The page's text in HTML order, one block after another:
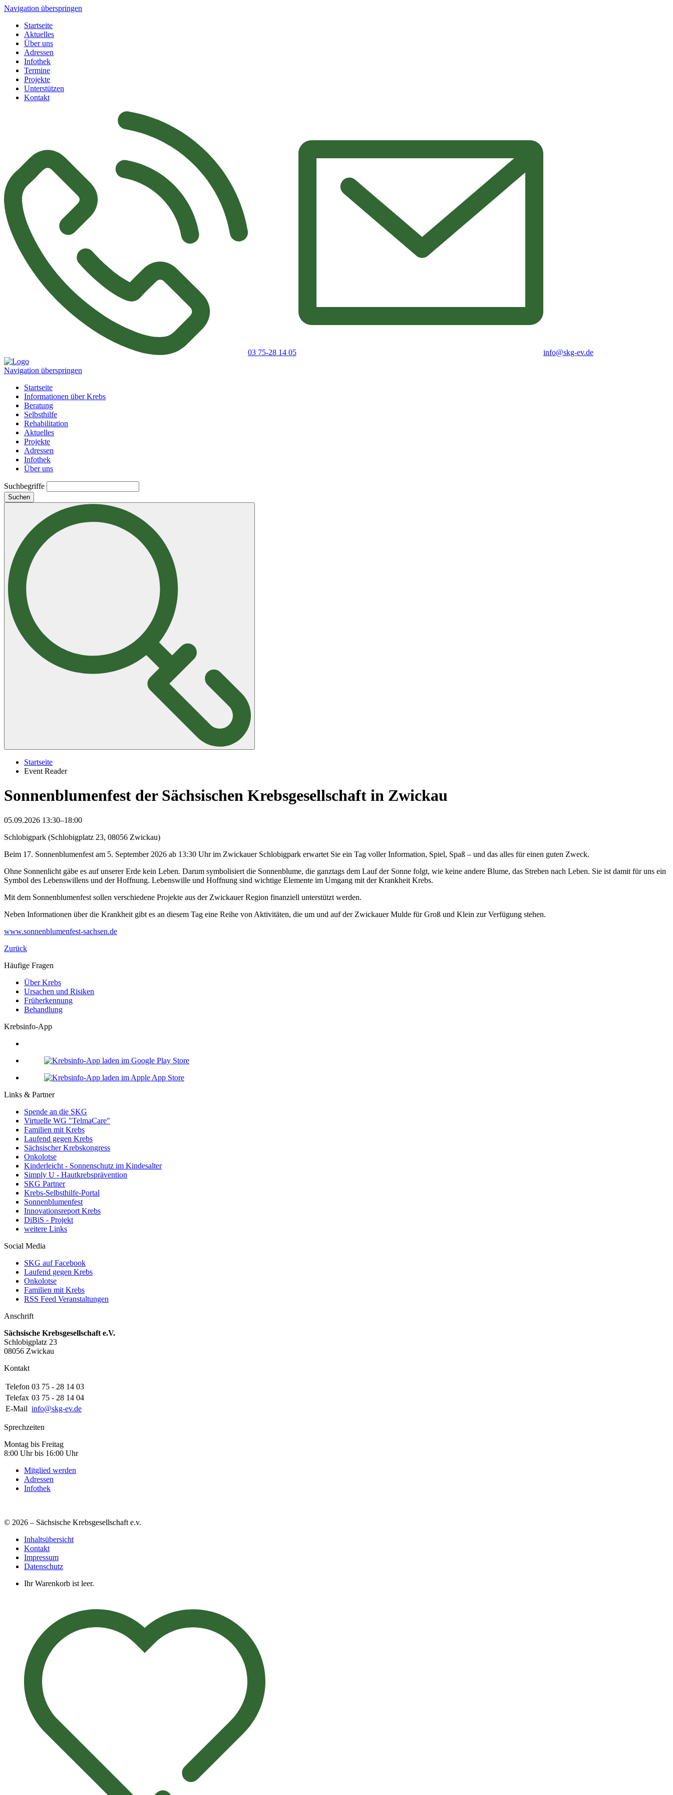
Navigation überspringen
Startseite
Aktuelles
Über uns
Adressen
Infothek
Termine
Projekte
Unterstützen
Kontakt
03 75-28 14 05 info@skg-ev.de
Navigation überspringen
Startseite
Informationen über Krebs
Beratung
Selbsthilfe
Rehabilitation
Aktuelles
Projekte
Adressen
Infothek
Über uns
Suchbegriffe
Suchen
Startseite
Event Reader
Sonnenblumenfest der Sächsischen Krebsgesellschaft in Zwickau
05.09.2026 13:30–18:00
Schlobigpark (Schlobigplatz 23, 08056 Zwickau)
Beim 17. Sonnenblumenfest am 5. September 2026 ab 13:30 Uhr im Zwickauer Schlobigpark erwartet Sie ein Tag voller Information, Spiel, Spaß – und das alles für einen guten Zweck.
Ohne Sonnenlicht gäbe es auf unserer Erde kein Leben. Darum symbolisiert die Sonnenblume, die ganztags dem Lauf der Sonne folgt, wie keine andere Blume, das Streben nach Leben. Sie ist damit für uns ein
Symbol des Lebenswillens und der Hoffnung. Lebenswille und Hoffnung sind wichtige Elemente im Umgang mit der Krankheit Krebs.
Mit dem Sonnenblumenfest sollen verschiedene Projekte aus der Zwickauer Region finanziell unterstützt werden.
Neben Informationen über die Krankheit gibt es an diesem Tag eine Reihe von Aktivitäten, die um und auf der Zwickauer Mulde für Groß und Klein zur Verfügung stehen.
www.sonnenblumenfest-sachsen.de
Zurück
Häufige Fragen
Über Krebs
Ursachen und Risiken
Früherkennung
Behandlung
Krebsinfo-App
Links & Partner
Spende an die SKG
Virtuelle WG "TelmaCare"
Familien mit Krebs
Laufend gegen Krebs
Sächsischer Krebskongress
Onkolotse
Kinderleicht - Sonnenschutz im Kindesalter
Simply U - Hautkrebsprävention
SKG Partner
Krebs-Selbsthilfe-Portal
Sonnenblumenfest
Innovationsreport Krebs
DiBiS - Projekt
weitere Links
Social Media
SKG auf Facebook
Laufend gegen Krebs
Onkolotse
Familien mit Krebs
RSS Feed Veranstaltungen
Anschrift
Sächsische Krebsgesellschaft e.V.
Schlobigplatz 23
08056 Zwickau
Kontakt
Telefon 03 75 - 28 14 03
Telefax 03 75 - 28 14 04
E-Mail info@skg-ev.de
Sprechzeiten
Montag bis Freitag
8:00 Uhr bis 16:00 Uhr
Mitglied werden
Adressen
Infothek
© 2026 – Sächsische Krebsgesellschaft e.v.
Inhaltsübersicht
Kontakt
Impressum
Datenschutz
Ihr Warenkorb ist leer.